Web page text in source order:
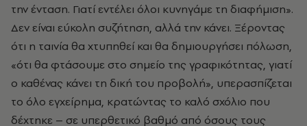
την ένταση. Γιατί εντέλει όλοι κυνηγάμε τη διαφήμιση».
Δεν είναι εύκολη συζήτηση, αλλά την κάνει. Ξέροντας
ότι η ταινία θα χτυπηθεί και θα δημιουργήσει πόλωση,
«ότι θα φτάσουμε στο σημείο της γραφικότητας, γιατί
ο καθένας κάνει τη δική του προβολή», υπερασπίζεται
το όλο εγχείρημα, κρατώντας το καλό σχόλιο που
δέχτηκε – σε υπερθετικό βαθμό από όσους τους